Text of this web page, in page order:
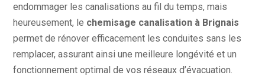
endommager les canalisations au fil du temps, mais
heureusement, le chemisage canalisation à Brignais
permet de rénover efficacement les conduites sans les
remplacer, assurant ainsi une meilleure longévité et un
fonctionnement optimal de vos réseaux d’évacuation.